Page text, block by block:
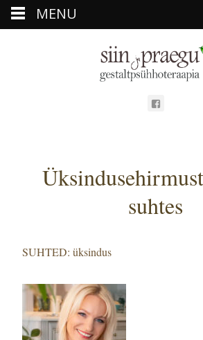
suhtes
SUHTED: üksindus
MENU